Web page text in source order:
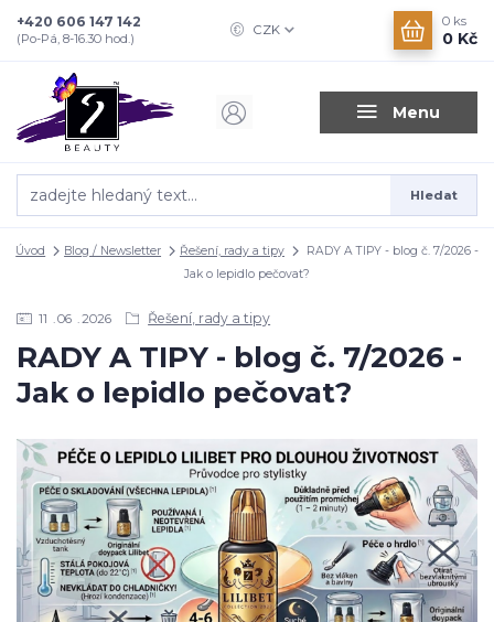
Menu
CZK
Hledat
+420 606 147 142
(Po-Pá, 8-16.30 hod.)
0 ks
0 Kč
Úvod Blog / Newsletter Řešení, rady a tipy
RADY A TIPY - blog č. 7/2026 -
Jak o lepidlo pečovat?
11 06 2026 Řešení, rady a tipy
RADY A TIPY - blog č. 7/2026 -
Jak o lepidlo pečovat?